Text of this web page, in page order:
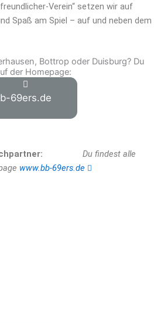
Verein“ setzen wir auf
Spaß am Spiel – auf und neben dem
Bottrop oder Duisburg? Du
der Homepage:
69ers.de
Du findest alle
www.bb-69ers.de